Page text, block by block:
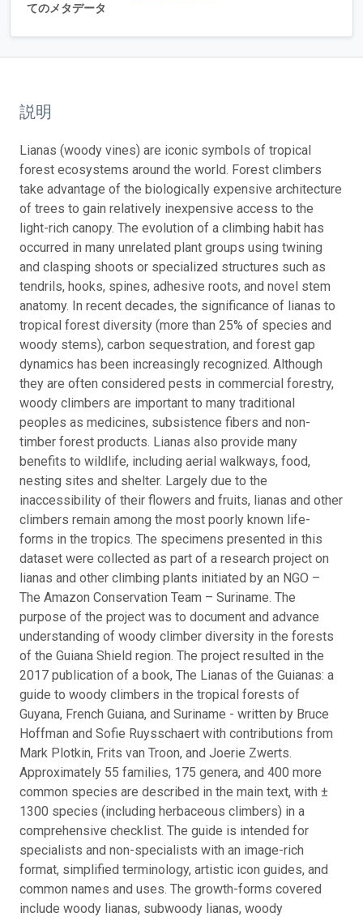
てのメタデータ
説明
Lianas (woody vines) are iconic symbols of tropical
forest ecosystems around the world. Forest climbers
take advantage of the biologically expensive architecture
of trees to gain relatively inexpensive access to the
light-rich canopy. The evolution of a climbing habit has
occurred in many unrelated plant groups using twining
and clasping shoots or specialized structures such as
tendrils, hooks, spines, adhesive roots, and novel stem
anatomy. In recent decades, the significance of lianas to
tropical forest diversity (more than 25% of species and
woody stems), carbon sequestration, and forest gap
dynamics has been increasingly recognized. Although
they are often considered pests in commercial forestry,
woody climbers are important to many traditional
peoples as medicines, subsistence fibers and non-
timber forest products. Lianas also provide many
benefits to wildlife, including aerial walkways, food,
nesting sites and shelter. Largely due to the
inaccessibility of their flowers and fruits, lianas and other
climbers remain among the most poorly known life-
forms in the tropics. The specimens presented in this
dataset were collected as part of a research project on
lianas and other climbing plants initiated by an NGO –
The Amazon Conservation Team – Suriname. The
purpose of the project was to document and advance
understanding of woody climber diversity in the forests
of the Guiana Shield region. The project resulted in the
2017 publication of a book, The Lianas of the Guianas: a
guide to woody climbers in the tropical forests of
Guyana, French Guiana, and Suriname - written by Bruce
Hoffman and Sofie Ruysschaert with contributions from
Mark Plotkin, Frits van Troon, and Joerie Zwerts.
Approximately 55 families, 175 genera, and 400 more
common species are described in the main text, with ±
1300 species (including herbaceous climbers) in a
comprehensive checklist. The guide is intended for
specialists and non-specialists with an image-rich
format, simplified terminology, artistic icon guides, and
common names and uses. The growth-forms covered
include woody lianas, subwoody lianas, woody